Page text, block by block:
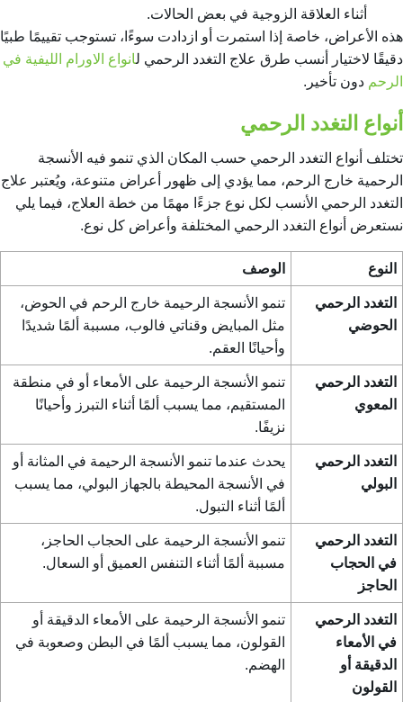
أثناء العلاقة الزوجية في بعض الحالات.
هذه الأعراض، خاصة إذا استمرت أو ازدادت سوءًا، تستوجب تقييمًا طبيًا
دقيقًا لاختيار أنسب طرق علاج التغدد الرحمي لانواع الاورام الليفية في
الرحم دون تأخير.
أنواع التغدد الرحمي
تختلف أنواع التغدد الرحمي حسب المكان الذي تنمو فيه الأنسجة
الرحمية خارج الرحم، مما يؤدي إلى ظهور أعراض متنوعة، ويُعتبر
علاج
التغدد الرحمي الأنسب لكل نوع جزءًا مهمًا من خطة العلاج، فيما يلي
نستعرض أنواع التغدد الرحمي المختلفة وأعراض كل نوع.
النوع الوصف
التغدد الرحمي
الحوضي
تنمو الأنسجة الرحيمة خارج الرحم في الحوض،
مثل المبايض وقناتي فالوب، مسببة ألمًا شديدًا
وأحيانًا العقم.
التغدد الرحمي
المعوي
تنمو الأنسجة الرحيمة على الأمعاء أو في منطقة
المستقيم، مما يسبب ألمًا أثناء التبرز وأحيانًا
نزيفًا.
التغدد الرحمي
البولي
يحدث عندما تنمو الأنسجة الرحيمة في المثانة أو
في الأنسجة المحيطة بالجهاز البولي، مما يسبب
ألمًا أثناء التبول.
التغدد الرحمي
في الحجاب
الحاجز
تنمو الأنسجة الرحيمة على الحجاب الحاجز،
مسببة ألمًا أثناء التنفس العميق أو السعال.
التغدد الرحمي
في الأمعاء
الدقيقة أو
القولون
تنمو الأنسجة الرحيمة على الأمعاء الدقيقة أو
القولون، مما يسبب ألمًا في البطن وصعوبة في
الهضم.